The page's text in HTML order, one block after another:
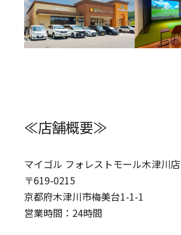
≪店舗概要≫
マイゴル フォレストモール木津川店
〒619-0215
京都府木津川市梅美台1-1-1
営業時間：24時間